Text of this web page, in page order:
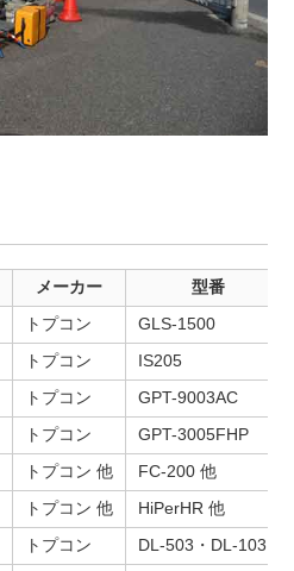
メーカー
型番
トプコン
GLS-1500
トプコン
IS205
トプコン
GPT-9003AC
トプコン
GPT-3005FHP
トプコン 他
FC-200 他
トプコン 他
HiPerHR 他
トプコン DL-503・DL-103R